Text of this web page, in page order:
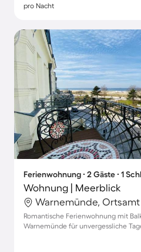
pro Nacht
Ferienwohnung ∙ 2 Gäste ∙ 1
Wohnung | Meerblick
Warnemünde,
Romantische Ferienwohnung mit
Warnemünde für unvergessliche